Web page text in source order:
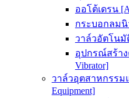
ออโต้เดรน
กระบอกลมนิ
วาล์วอัตโนมั
อุปกรณ์สร้าง
Vibrator]
วาล์วอุตสาหกรรม
Equipment]